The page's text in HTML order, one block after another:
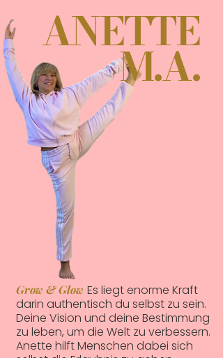
ANETTE
M.A.
Grow & Glow Es liegt enorme Kraft
darin authentisch du selbst zu sein.
Deine Vision und deine Bestimmung
zu leben, um die Welt zu verbessern.
Anette hilft Menschen dabei sich